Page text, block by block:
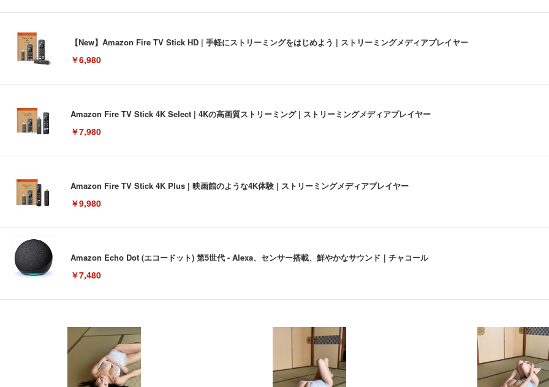
【New】Amazon Fire TV Stick HD | 手軽にストリーミングをはじめよう | ストリーミングメディアプレイヤー
￥6,980
Amazon Fire TV Stick 4K Select | 4Kの高画質ストリーミング | ストリーミングメディアプレイヤー
￥7,980
Amazon Fire TV Stick 4K Plus | 映画館のような4K体験 | ストリーミングメディアプレイヤー
￥9,980
Amazon Echo Dot (エコードット) 第5世代 - Alexa、センサー搭載、鮮やかなサウンド｜チャコール
￥7,480
[EdoErgo] オフィスチェア 椅子 テレワーク 疲れない 跳ね上げ式アームレスト コンパクト 約105度ロッキング pc 事務椅子 360度
(黒網+黒枠+黒足)
￥5,699
EIZO ビジネス向けプレミアムモニター | FlexScan EV3240X-WT | 31.5型4K UHD・USB Type-C・ホワイト
￥105,595
Amazonベーシック ペットシーツ 薄型 レギュラー 1回使い捨て 無香料 ホワイト 300枚
￥3,373